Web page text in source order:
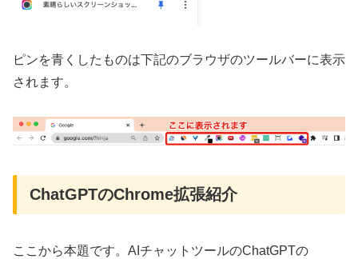
ピンを青くしたものは下記のブラウザのツールバーに表示
されます。
ChatGPTのChrome拡張紹介
ここから本題です。AIチャットツールのChatGPTの